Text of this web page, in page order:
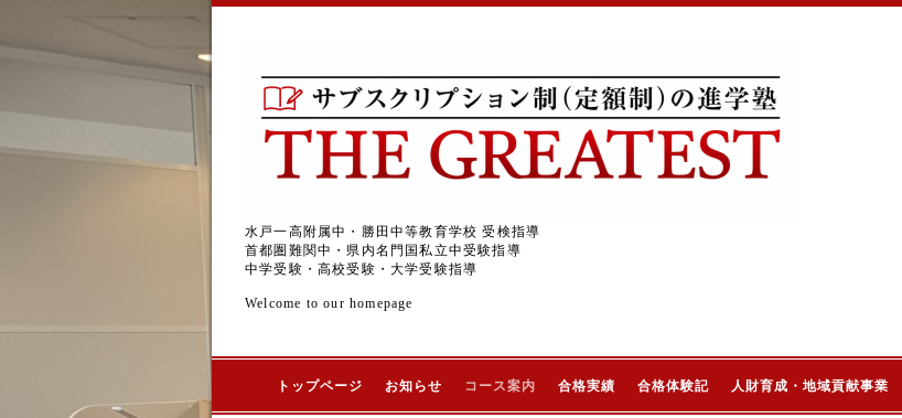
水戸一高附属中・勝田中等教育学校 受検指導
首都圏難関中・県内名門国私立中受験指導
中学受験・高校受験・大学受験指導
Welcome to our homepage
トップページ お知らせ コース案内 合格実績 合格体験記 人財育成・地域貢献事業